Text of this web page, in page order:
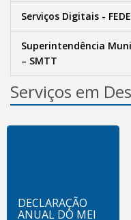
Serviços Digitais -
Superintendência
– SMTT
Serviços em
DECLARAÇÃO
ANUAL DO MEI